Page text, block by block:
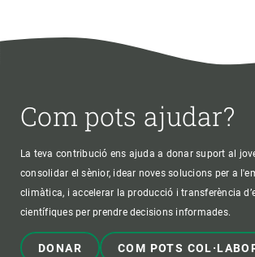
Com pots ajudar?
La teva contribució ens ajuda a donar suport al
consolidar el sènior, idear noves solucions per a
climàtica, i accelerar la producció i transferència
científiques per prendre decisions informades.
DONAR COM POTS